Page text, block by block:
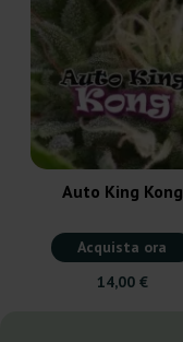
Auto King Kong
Acquista ora
14,00 €